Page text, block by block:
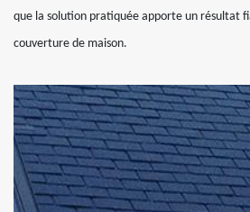
que la solution pratiquée apporte un résultat
couverture de maison.